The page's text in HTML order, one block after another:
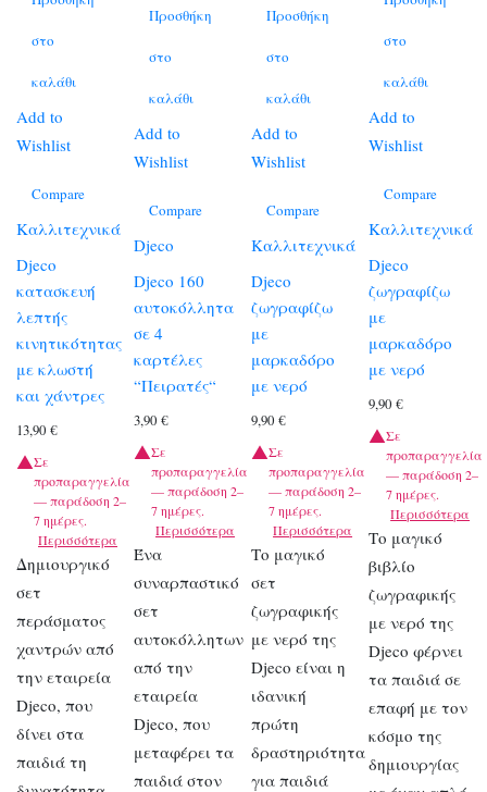
στο
καλάθι
Add to
Wishlist
Compare
Καλλιτεχνικά
Djeco
κατασκευή
λεπτής
κινητικότητας
με κλωστή
και χάντρες
13,90 €
Σε
προπαραγγελία
— παράδοση 2–
7 ημέρες.
Περισσότερα
Δημιουργικό
σετ
περάσματος
χαντρών από
την εταιρεία
Djeco, που
δίνει στα
παιδιά τη
Προσθήκη
στο
καλάθι
Add to
Wishlist
Compare
Djeco
Djeco 160
αυτοκόλλητα
σε 4
καρτέλες
“Πειρατές“
3,90€
Σε
προπαραγγελία
— παράδοση 2–
7 ημέρες.
Περισσότερα
Ένα
συναρπαστικό
σετ
αυτοκόλλητων
από την
εταιρεία
Djeco, που
μεταφέρει τα
παιδιά στον
Προσθήκη
στο
καλάθι
Add to
Wishlist
Compare
Καλλιτεχνικά
Djeco
ζωγραφίζω
με
μαρκαδόρο
με νερό
9,90€
Σε
προπαραγγελία
— παράδοση 2–
7 ημέρες.
Περισσότερα
Το μαγικό
σετ
ζωγραφικής
με νερό της
Djeco είναι η
ιδανική
πρώτη
δραστηριότητα
για παιδιά
στο
καλάθι
Add to
Wishlist
Compare
Καλλιτεχνικά
Djeco
ζωγραφίζω
με
μαρκαδόρο
με νερό
9,90€
Σε
προπαραγγελία
— παράδοση 2–
7 ημέρες.
Περισσότερα
Το μαγικό
βιβλίο
ζωγραφικής
με νερό της
Djeco φέρνει
τα παιδιά σε
επαφή με τον
κόσμο της
δημιουργίας